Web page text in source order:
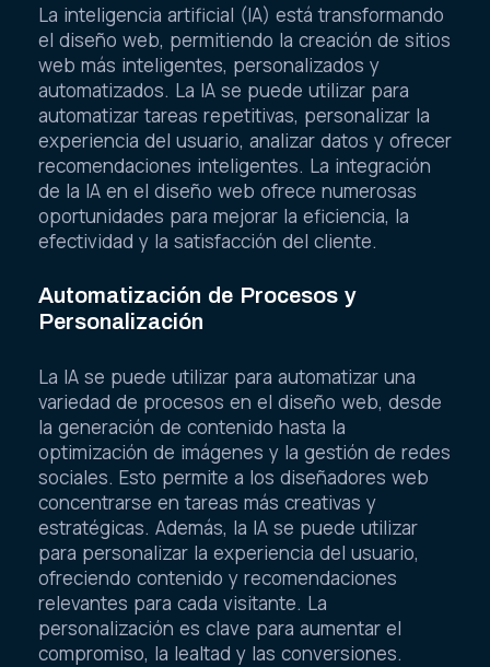
La inteligencia artificial (IA) está transformando
el diseño web, permitiendo la creación de sitios
web más inteligentes, personalizados y
automatizados. La IA se puede utilizar para
automatizar tareas repetitivas, personalizar la
experiencia del usuario, analizar datos y ofrecer
recomendaciones inteligentes. La integración
de la IA en el diseño web ofrece numerosas
oportunidades para mejorar la eficiencia, la
efectividad y la satisfacción del cliente.
Automatización de Procesos y
Personalización
La IA se puede utilizar para automatizar una
variedad de procesos en el diseño web, desde
la generación de contenido hasta la
optimización de imágenes y la gestión de redes
sociales. Esto permite a los diseñadores web
concentrarse en tareas más creativas y
estratégicas. Además, la IA se puede utilizar
para personalizar la experiencia del usuario,
ofreciendo contenido y recomendaciones
relevantes para cada visitante. La
personalización es clave para aumentar el
compromiso, la lealtad y las conversiones.